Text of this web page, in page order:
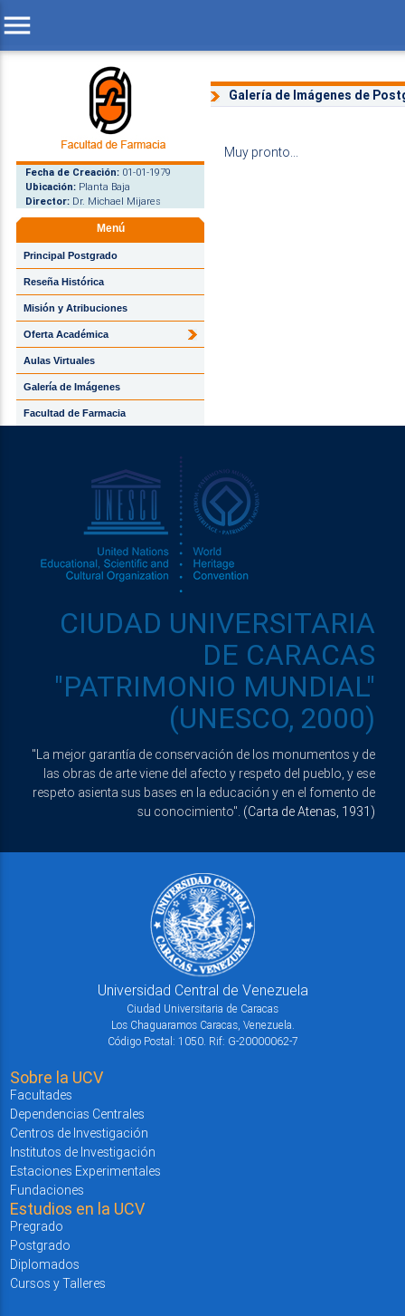
menu
Fecha de Creación: 01-01-1979
Ubicación: Planta Baja
Director: Dr. Michael Mijares
Menú
Principal Postgrado
Reseña Histórica
Misión y Atribuciones
Oferta Académica
Aulas Virtuales
Galería de Imágenes
Facultad de Farmacia
Galería de Imágenes de
Muy pronto...
CIUDAD UNIVERSITARIA
DE CARACAS
"PATRIMONIO MUNDIAL"
(UNESCO, 2000)
"La mejor garantía de conservación de los monumentos y de
las obras de arte viene del afecto y respeto del pueblo, y ese
respeto asienta sus bases en la educación y en el fomento de
su conocimiento". (Carta de Atenas, 1931)
Universidad Central de Venezuela
Ciudad Universitaria de Caracas
Los Chaguaramos Caracas, Venezuela.
Código Postal: 1050. Rif: G-20000062-7
Sobre la UCV
Facultades
Dependencias Centrales
Centros de Investigación
Institutos de Investigación
Estaciones Experimentales
Fundaciones
Estudios en la UCV
Pregrado
Postgrado
Diplomados
Cursos y Talleres